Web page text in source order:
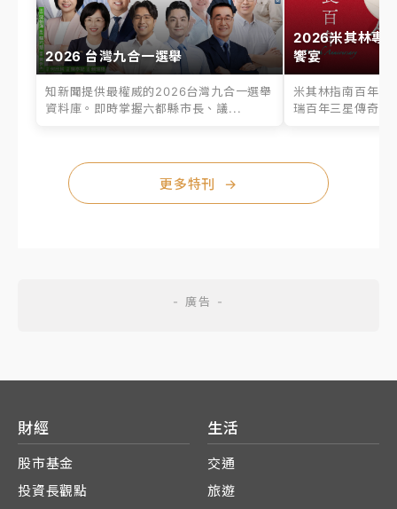
2026 台灣九合一選舉
知新聞提供最權威的2026台灣九合一選舉
資料庫。即時掌握六都縣市長、議...
2026米其林專
饗宴
米其林指南百年之
瑞百年三星傳奇、
更多特刊 →
財經
股市基金
投資長觀點
生活
交通
旅遊